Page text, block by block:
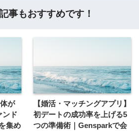
事もおすすめです！
が
ンド
集め
【婚活・マッチングアプリ】
初デートの成功率を上げる5
つの準備術｜Gensparkで会